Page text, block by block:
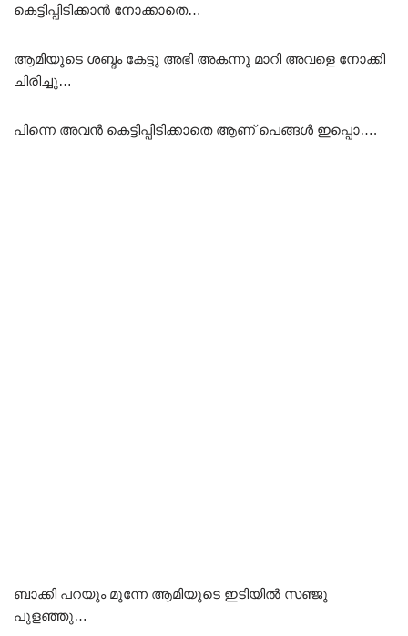
കെട്ടിപ്പിടിക്കാൻ നോക്കാതെ…
ആമിയുടെ ശബ്ദം കേട്ടു അഭി അകന്നു മാറി അവളെ നോക്കി
ചിരിച്ചു…
പിന്നെ അവൻ കെട്ടിപ്പിടിക്കാതെ ആണ് പെങ്ങൾ ഇപ്പൊ….
ബാക്കി പറയും മുന്നേ ആമിയുടെ ഇടിയിൽ സഞ്ജു
പുളഞ്ഞു…